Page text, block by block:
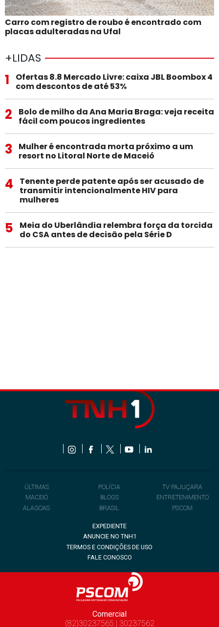
Carro com registro de roubo é encontrado com
placas adulteradas na Ufal
+LIDAS
1
Ofertas 8.8 Mercado Livre: caixa JBL Boombox 4
com descontos de até 53%
2
Bolo de milho da Ana Maria Braga: veja receita
fácil com poucos ingredientes
3
Mulher é encontrada morta próximo a um
resort no Litoral Norte de Maceió
4
Tenente perde patente após ser acusado de
transmitir intencionalmente HIV para
mulheres
5
Meia do Uberlândia relembra força da torcida
do CSA antes de decisão pela Série D
ÚLTIMAS
MACEIÓ
ALAGOAS
POLÍCIA
BLOGS
BRASIL
TV PAJUÇARA
ENTRETENIMENTO
PSCOM
EXPEDIENTE
ANUNCIE NO TNH1
TERMOS E CONDIÇÕES DE USO
FALE CONOSCO
Comercial
(82)30237565 | 30237562